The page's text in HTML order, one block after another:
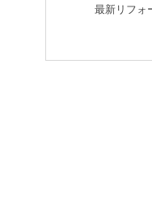
最新リフォ